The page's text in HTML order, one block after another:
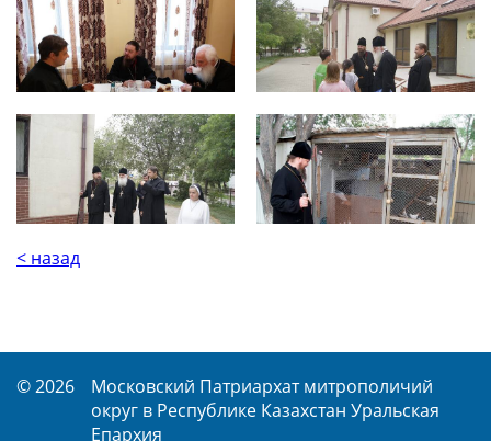
< назад
© 2026
Московский Патриархат митрополичий
округ в Республике Казахстан Уральская
Епархия